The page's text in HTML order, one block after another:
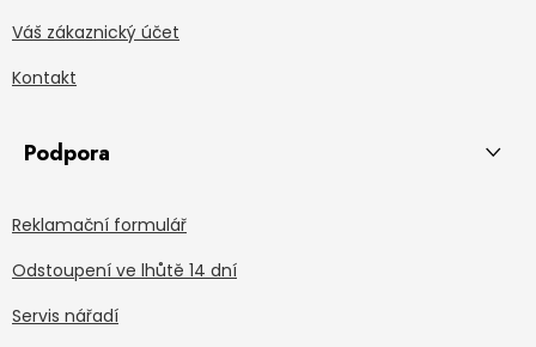
Váš zákaznický účet
Kontakt
Podpora
Reklamační formulář
Odstoupení ve lhůtě 14 dní
Servis nářadí